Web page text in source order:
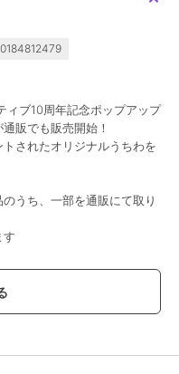
ブ10周年記念ポップアップ
販でも販売開始！
されたオリジナルうちわを
うち、一部を通販にて取り
す